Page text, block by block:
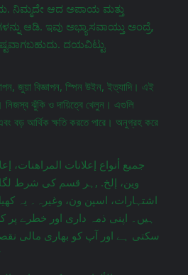
ನಿಮ್ಮದೇ ಆದ ಅಪಾಯ ಮತ್ತು
ಆಡಿ. ಇವು ಅಭ್ಯಾಸವಾಯ್ತು ಅಂದ್ರೆ,
ದಯವಿಟ್ಟು
জুয়া বিজ্ঞাপন, স্পিন উইন, ইত্যাদি। এই
নিজস্ব ঝুঁকি ও দায়িত্বে খেলুন। এগুলি
বড় আর্থিক ক্ষতি করতে পারে। অনুগ্রহ করে
وين، إلخ. ,ہر قسم کی شرط
اشتہارات، اسپن ون، وغیرہ۔ یہ
ہیں۔ اپنی ذمہ داری اور خطرے
سکتی ہے اور آپ کو بھاری مالی